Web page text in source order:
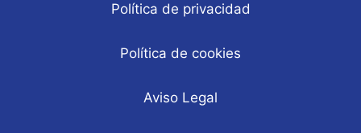
Política de privacidad
Política de cookies
Aviso Legal